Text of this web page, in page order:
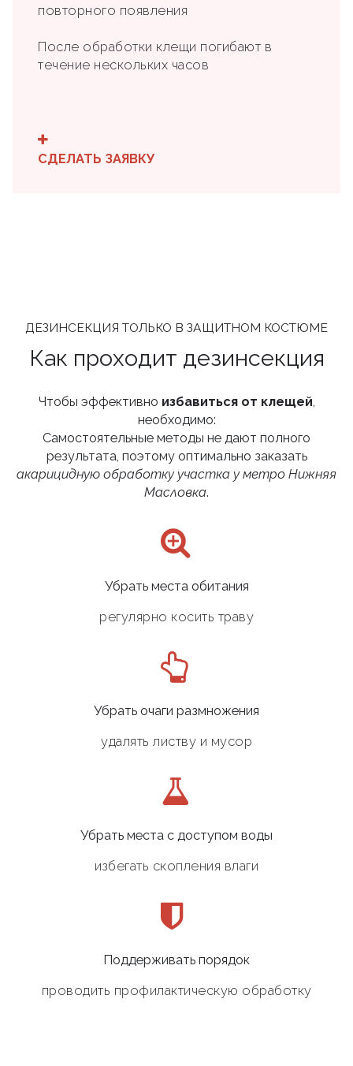
повторного появления
После обработки клещи погибают в
течение нескольких часов
СДЕЛАТЬ ЗАЯВКУ
ДЕЗИНСЕКЦИЯ ТОЛЬКО В ЗАЩИТНОМ КОСТЮМЕ
Как проходит дезинсекция
Чтобы эффективно избавиться от клещей,
необходимо:
Самостоятельные методы не дают полного
результата, поэтому оптимально заказать
акарицидную обработку участка у метро Нижняя
Масловка.
Убрать места обитания
регулярно косить траву
Убрать очаги размножения
удалять листву и мусор
Убрать места с доступом воды
избегать скопления влаги
Поддерживать порядок
проводить профилактическую обработку